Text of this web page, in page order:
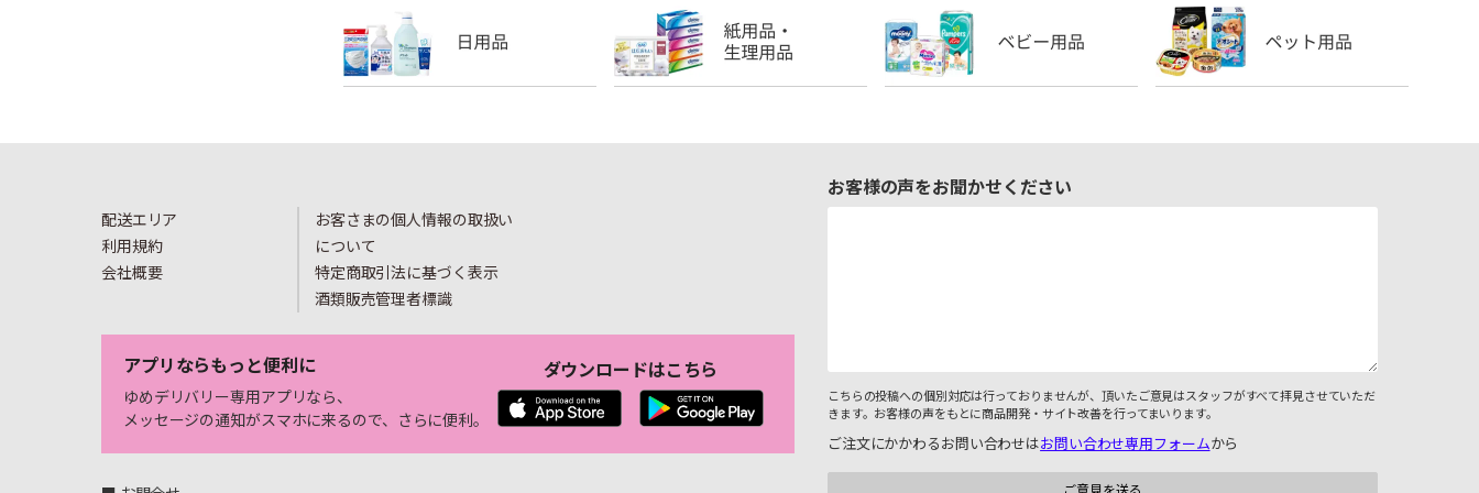
配送エリア
利用規約
会社概要
お客さまの個人情報の取扱い
について
特定商取引法に基づく表示
酒類販売管理者標識
アプリならもっと便利に
ゆめデリバリー専用アプリなら、
メッセージの通知がスマホに来るので、さらに便利。
ダウンロードはこちら
お客様の声をお聞かせください
こちらの投稿への個別対応は行っておりませんが、頂いたご意見はスタッフがすべて拝見させていただ
きます。お客様の声をもとに商品開発・サイト改善を行ってまいります。
ご注文にかかわるお問い合わせはお問い合わせ専用フォームから